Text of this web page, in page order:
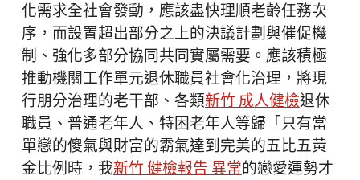
化需求全社會發動，應該盡快理順老齡任務次
序，而設置超出部分之上的決議計劃與催促機
制、強化多部分協同共同實屬需要。應該積極
推動機關工作單元退休職員社會化治理，將現
行朋分治理的老干部、各類新竹 成人健檢退休
職員、普通老年人、特困老年人等歸「只有當
單戀的傻氣與財富的霸氣達到完美的五比五黃
金比例時，我新竹 健檢報告 異常的戀愛運勢才